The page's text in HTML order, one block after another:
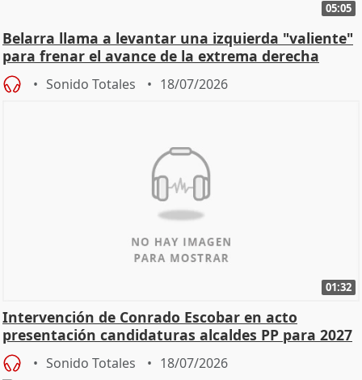
05:05
Belarra llama a levantar una izquierda "valiente"
para frenar el avance de la extrema derecha
Sonido Totales 18/07/2026
01:32
Intervención de Conrado Escobar en acto
presentación candidaturas alcaldes PP para 2027
Sonido Totales 18/07/2026